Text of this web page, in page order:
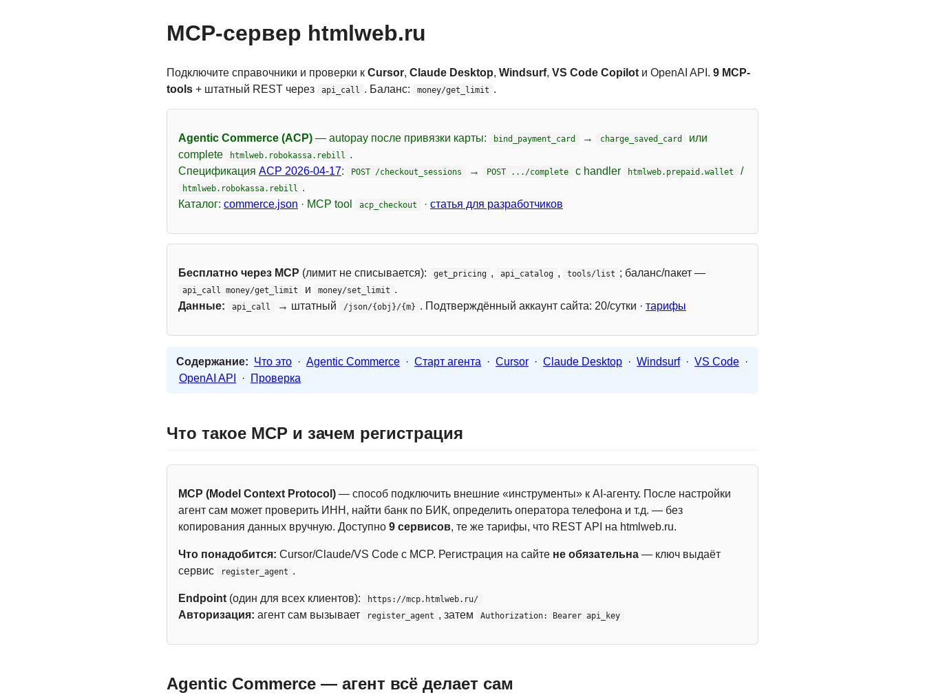
MCP-сервер htmlweb.ru
Подключите справочники и проверки к Cursor, Claude Desktop, Windsurf, VS Code Copilotи OpenAI API. 9 MCP-
tools + штатный REST через api_call . Баланс: money/get_limit .
Agentic Commerce (ACP) — autopay после привязки карты: bind_payment_card → charge_saved_card
или
complete
htmlweb.robokassa.rebill .
Спецификация ACP 2026-04-17: POST /checkout_sessions → POST .../complete с handler htmlweb.prepaid.wallet /
htmlweb.robokassa.rebill .
Каталог: commerce.json · MCP tool acp_checkout · статья для разработчиков
Бесплатно через MCP (лимит не списывается): get_pricing , api_catalog , tools/list ; баланс/пакет —
api_call money/get_limit и money/set_limit .
Данные:
api_call → штатный /json/{obj}/{m} . Подтверждённый аккаунт сайта: 20/сутки · тарифы
Содержание: Что это · Agentic Commerce · Старт агента · Cursor · Claude Desktop · Windsurf · VS Code ·
OpenAI API
· Проверка
Что такое MCP и зачем регистрация
MCP (Model Context Protocol) — способ подключить внешние «инструменты» к AI-агенту. После настройки
агент сам может проверить ИНН, найти банк по БИК, определить оператора телефона и т.д. — без
копирования данных вручную. Доступно 9 сервисов, те же тарифы, что REST API на htmlweb.ru.
Что понадобится: Cursor/Claude/VS Code с MCP. Регистрация на сайте не обязательна — ключ выдаёт
сервис
register_agent .
Endpoint (один для всех клиентов): https://mcp.htmlweb.ru/
Авторизация: агент сам вызывает register_agent , затем Authorization: Bearer api_key
Agentic Commerce — агент всё делает сам